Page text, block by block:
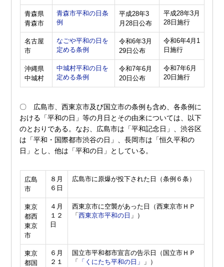
青森県
青森市
青森市平和の日条
例
平成28年3
月28日公布
平成28年3月
28日施行
名古屋
市
なごや平和の日を
定める条例
令和6年3月
29日公布
令和6年4月1
日施行
沖縄県
中城村
中城村平和の日を
定める条例
令和7年6月
20日公布
令和7年6月
20日施行
〇 広島市、西東京市及び国立市の条例も含め、各条例に
おける「平和の日」等の月日とその由来については、以下
のとおりである。なお、広島市は「平和記念日」、渋谷区
は「平和・国際都市渋谷の日」、長岡市は「恒久平和の
日」とし、他は「平和の日」としている。
広島
市
８月
６日
広島市に原爆が投下された日（条例６条）
東京
都西
東京
市
４月
１２
日
西東京市に空襲があった日（西東京市ＨＰ
「 西東京市平和の日 」）
東京
都国
６月
２１
国立市平和都市宣言の告示日（国立市ＨＰ
「
「くにたち平和の日」 」）